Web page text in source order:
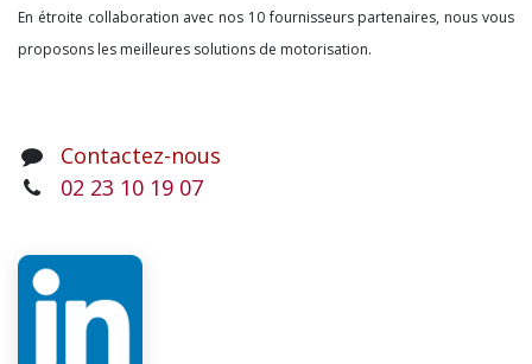
En étroite collaboration avec nos 10 fournisseurs partenaires, nous vous
proposons les meilleures solutions de motorisation.
Contactez-nous
02 23 10 19 07